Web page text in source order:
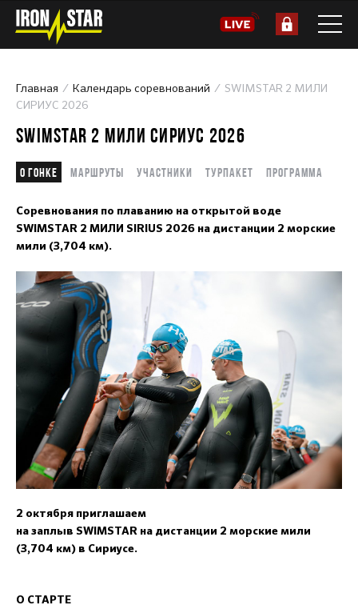
Главная Календарь соревнований
SWIMSTAR 2 МИЛИ
СИРИУС 2026
SWIMSTAR 2 МИЛИ СИРИУС 2026
О гонке Маршруты Участники Турпакет Программа
Соревнования по плаванию на открытой воде
SWIMSTAR 2 МИЛИ SIRIUS 2026 на дистанции 2 морские
мили (3,704 км).
2 октября приглашаем
на заплыв SWIMSTAR на дистанции 2 морские мили
(3,704 км) в Сириусе.
О СТАРТЕ